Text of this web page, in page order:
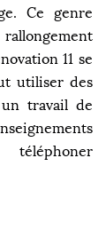
Ce genre
11 se
utiliser des
travail de